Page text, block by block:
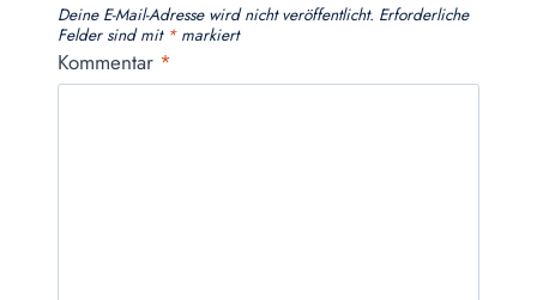
Deine E-Mail-Adresse wird nicht veröffentlicht. Erforderliche
Felder sind mit *markiert
Kommentar *